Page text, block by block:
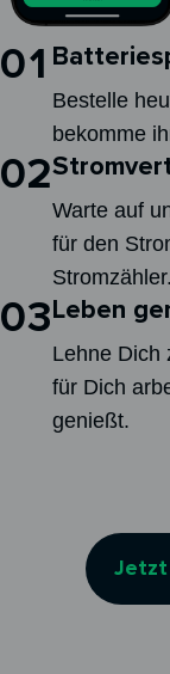
01
Bestelle
bekomme
02
Warte auf
für den
Stromzähler.
03Leben
Lehne Dich
für Dich
genießt.
Jetzt